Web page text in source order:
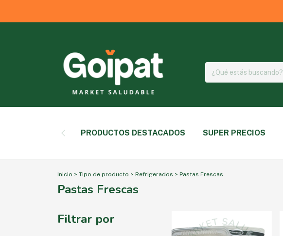
PRODUCTOS DESTACADOS SUPER PRECIOS
Inicio > Tipo de producto > Refrigerados > Pastas Frescas
Pastas Frescas
Filtrar por